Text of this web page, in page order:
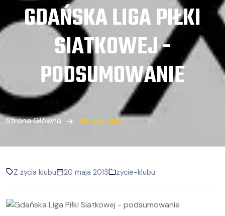
GDAŃSKA LIGA PIŁKI
SIATKOWEJ -
PODSUMOWANIE
Strona Główna Aktualności
Z życia klubu 20 maja 2013 zycie-klubu